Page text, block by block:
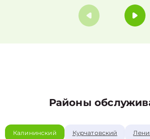
Районы
Калининский Курчатовский